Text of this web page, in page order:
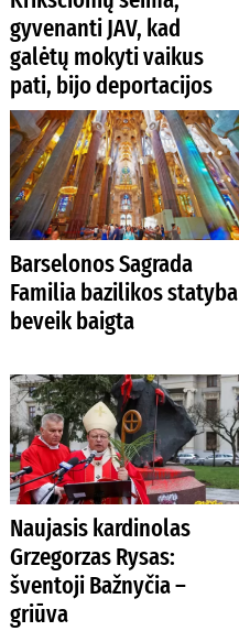
gyvenanti JAV, kad
galėtų mokyti vaikus
pati, bijo deportacijos
Barselonos Sagrada
Familia bazilikos statyba
beveik baigta
Naujasis kardinolas
Grzegorzas Rysas:
šventoji Bažnyčia –
griūva